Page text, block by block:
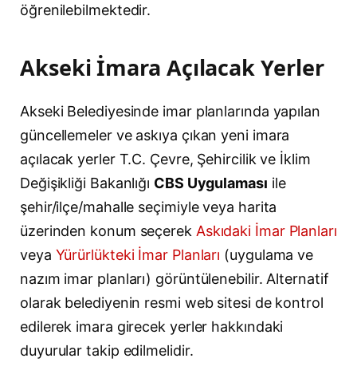
öğrenilebilmektedir.
Akseki İmara Açılacak Yerler
Akseki Belediyesinde imar planlarında yapılan
güncellemeler ve askıya çıkan yeni imara
açılacak yerler T.C. Çevre, Şehircilik ve İklim
Değişikliği Bakanlığı CBS Uygulaması ile
şehir/ilçe/mahalle seçimiyle veya harita
üzerinden konum seçerek Askıdaki İmar Planları
veya Yürürlükteki İmar Planları (uygulama ve
nazım imar planları) görüntülenebilir. Alternatif
olarak belediyenin resmi web sitesi de kontrol
edilerek imara girecek yerler hakkındaki
duyurular takip edilmelidir.